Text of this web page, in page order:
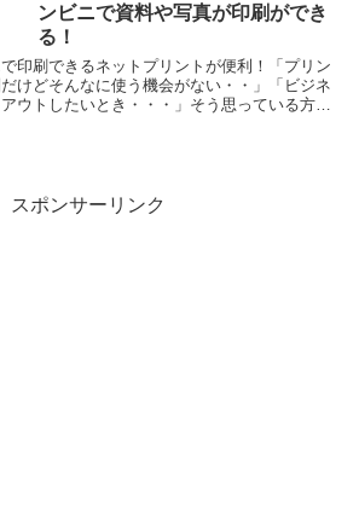
ンビニで資料や写真が印刷ができ
る！
印刷できるネットプリントが便利！「プリン
けどそんなに使う機会がない・・」「ビジネ
ウトしたいとき・・・」そう思っている方も
スポンサーリンク